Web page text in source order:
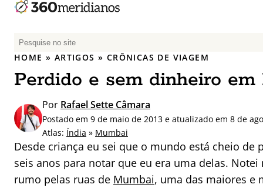
P
e
q
i
s
r
p
o
HOME » ARTIGOS » CRÔNICAS DE VIAGEM
Perdido e sem dinheiro em
Por Rafael Sette Câmara
Postado em 9 de maio de 2013 e atualizado em 8 de
Atlas: Índia » Mumbai
Desde criança eu sei que o mundo está cheio de
seis anos para notar que eu era uma delas.
rumo pelas ruas de Mumbai, uma das maiores e